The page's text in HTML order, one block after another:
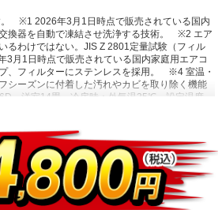
※1 2026年3月1日時点で販売されている国内
換器を自動で凍結させ洗浄する技術。
※2 エア
るわけではない。JIS Z 2801定量試験（フィル
3月1日時点で販売されている国内家庭用エアコ
、フィルターにステンレスを採用。
※4 室温・
シーズンに付着した汚れやカビを取り除く機能
。洋室14畳。冷房時：外気温35℃、設定温度
（242Wh）との比較。カーテンを閉め切った
※6 運転中の室外機の吸い込み空気温度。ベラン
場合、室外機周辺が高温になることがありま
してください。また、高温の場合、製品保護の
。使用環境により能力が低下する場合がありま